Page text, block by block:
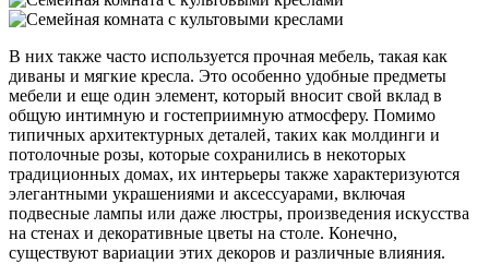
В них также часто используется прочная мебель, такая как
диваны и мягкие кресла. Это особенно удобные предметы
мебели и еще один элемент, который вносит свой вклад в
общую интимную и гостеприимную атмосферу. Помимо
типичных архитектурных деталей, таких как молдинги и
потолочные розы, которые сохранились в некоторых
традиционных домах, их интерьеры также характеризуются
элегантными украшениями и аксессуарами, включая
подвесные лампы или даже люстры, произведения искусства
на стенах и декоративные цветы на столе. Конечно,
существуют вариации этих декоров и различные влияния.